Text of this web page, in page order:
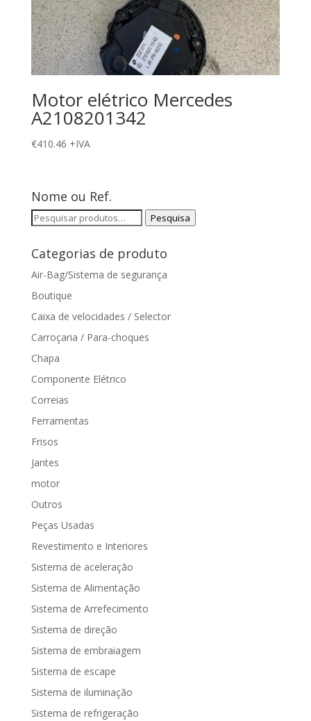
Motor elétrico Mercedes
A2108201342
€410.46 +IVA
Nome ou Ref.
Pesquisar
Pesquisa
Categorias de produto
Air-Bag/Sistema de segurança
Boutique
Caixa de velocidades / Selector
Carroçaria / Para-choques
Chapa
Componente Elétrico
Correias
Ferramentas
Frisos
Jantes
motor
Outros
Peças Usadas
Revestimento e Interiores
Sistema de aceleração
Sistema de Alimentação
Sistema de Arrefecimento
Sistema de direção
Sistema de embraiagem
Sistema de escape
Sistema de iluminação
Sistema de refrigeração